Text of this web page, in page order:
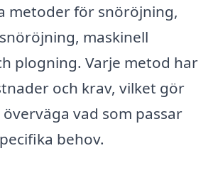
metoder för snöröjning,
maskinell
plogning. Varje metod har
och krav, vilket gör
vad som passar
behov.